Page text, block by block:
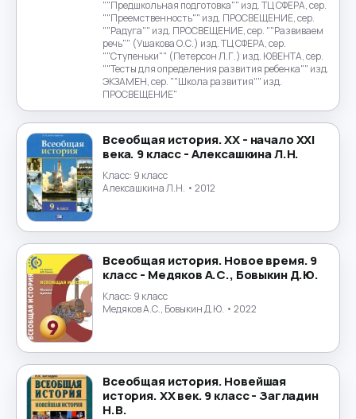
""Предшкольная подготовка"" изд. ТЦ СФЕРА, сер.
""Преемственность"" изд. ПРОСВЕЩЕНИЕ, сер.
""Радуга"" изд. ПРОСВЕЩЕНИЕ, сер. ""Развиваем
речь"" (Ушакова О.С.) изд. ТЦ СФЕРА, сер.
""Ступеньки"" (Петерсон Л.Г.) изд. ЮВЕНТА, сер.
""Тесты для определения развития ребенка"" изд.
ЭКЗАМЕН, сер. ""Школа развития"" изд.
ПРОСВЕЩЕНИЕ"
Всеобщая история. XX - начало XXI
века. 9 класс - Алексашкина Л.Н.
Класс: 9 класс
Алексашкина Л.Н. • 2012
Всеобщая история. Новое время. 9
класс - Медяков А.С., Бовыкин Д.Ю.
Класс: 9 класс
Медяков А.С., Бовыкин Д.Ю. • 2022
Всеобщая история. Новейшая
история. XX век. 9 класс - Загладин
Н.В.